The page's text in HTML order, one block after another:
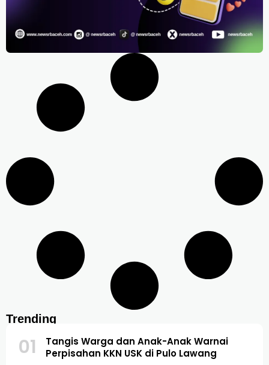
Trending
01
Tangis Warga dan Anak-Anak Warnai
Perpisahan KKN USK di Pulo Lawang